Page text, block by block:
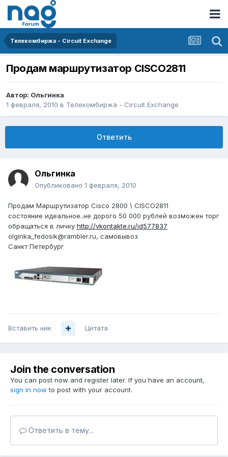
Телекомбиржа - Circuit Exchange
Продам маршрутизатор CISCO2811
Автор: Ольгинка
1 февраля, 2010 в Телекомбиржа - Circuit Exchange
Ответить
Ольгинка
Опубликовано 1 февраля, 2010
Продам Маршрутизатор Cisco 2800 \ CISCO2811
состояние идеальное..не дорого 50 000 рублей возможен торг
обращаться в личку http://vkontakte.ru/id577837
olginka_fedosik@rambler.ru, самовывоз
Санкт Петербург
Вставить ник Цитата
Join the conversation
You can post now and register later. If you have an account,
sign in now to post with your account.
Ответить в тему...